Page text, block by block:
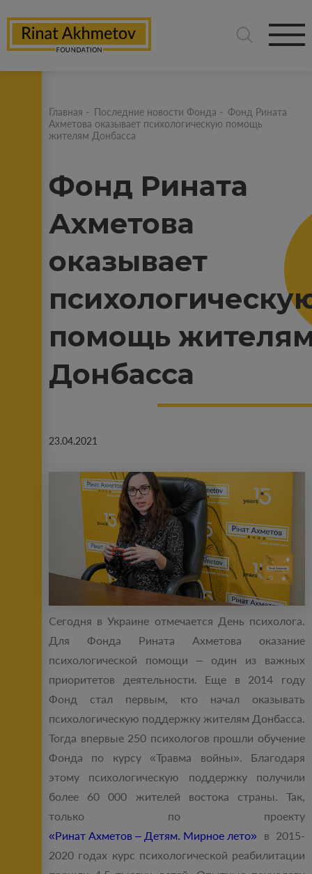
Главная - Последние новости Фонда - Фонд Рината
Ахметова оказывает психологическую помощь
жителям Донбасса
Фонд Рината
Ахметова
оказывает
помощь
Донбасса
23.04.2021
Сегодня в Украине отмечается День психолога.
Для Фонда Рината Ахметова оказание
психологической помощи – один из важных
приоритетов деятельности. Еще в 2014 году
Фонд стал первым, кто начал оказывать
психологическую поддержку жителям Донбасса.
Тогда впервые 250 психологов прошли обучение
Фонда по курсу «Травма войны». Благодаря
этому психологическую поддержку получили
более 60 000 жителей востока страны. Так,
только по проекту
«Ринат Ахметов – Детям. Мирное лето» в 2015-
2020 годах курс психологической реабилитации